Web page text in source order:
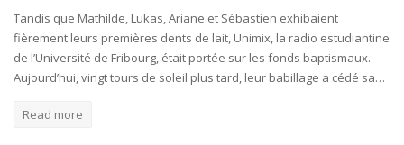
Tandis que Mathilde, Lukas, Ariane et Sébastien exhibaient
fièrement leurs premières dents de lait, Unimix, la radio estudiantine
de l’Université de Fribourg, était portée sur les fonds baptismaux.
Aujourd’hui, vingt tours de soleil plus tard, leur babillage a cédé sa…
Read more